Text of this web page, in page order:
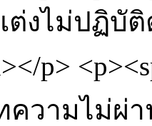
ต่งไม่ปฏิบั
p>
ความไม่ผ่